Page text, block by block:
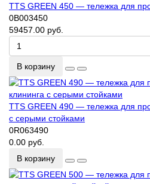
TTS GREEN 450 — тележка для
0B003450
59457.00 руб.
В корзину
TTS GREEN 490 — тележка для
с серыми стойками
0R063490
0.00 руб.
В корзину